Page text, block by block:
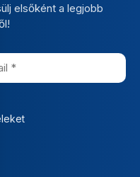
elsőként a legjobb